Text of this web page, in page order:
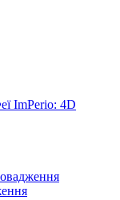
ImPerio: 4D